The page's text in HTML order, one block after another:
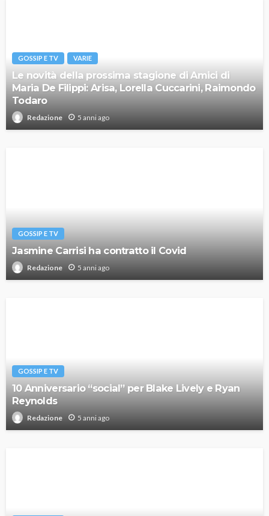
GOSSIP E TV VARIE
Le novità della prossima stagione di Amici di
Maria De Filippi: Arisa, Lorella Cuccarini, Raimondo
Todaro
Redazione 5 anni ago
GOSSIP E TV
Jasmine Carrisi ha contratto il Covid
Redazione 5 anni ago
GOSSIP E TV
10 Anniversario “social” per Blake Lively e Ryan
Reynolds
Redazione 5 anni ago